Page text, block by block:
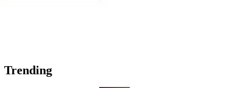
Trending